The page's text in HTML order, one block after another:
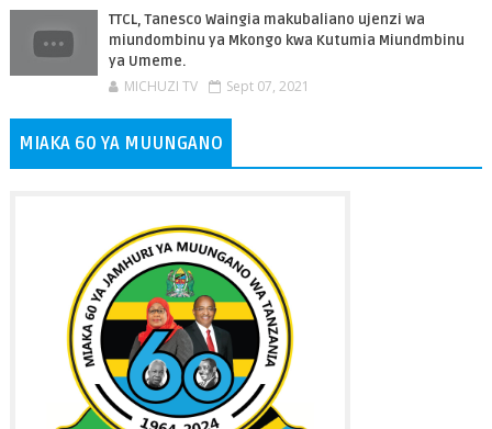
TTCL, Tanesco Waingia makubaliano ujenzi wa
miundombinu ya Mkongo kwa Kutumia Miundmbinu
ya Umeme.
MICHUZI TV Sept 07, 2021
MIAKA 60 YA MUUNGANO